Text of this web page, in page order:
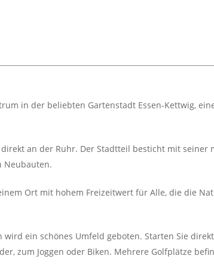
in der beliebten Gartenstadt Essen-Kettwig,
an der Ruhr. Der Stadtteil besticht mit
Neubauten.
Ort mit hohem Freizeitwert für Alle, die die
ein schönes Umfeld geboten. Starten Sie
zum Joggen oder Biken. Mehrere Golfplätze